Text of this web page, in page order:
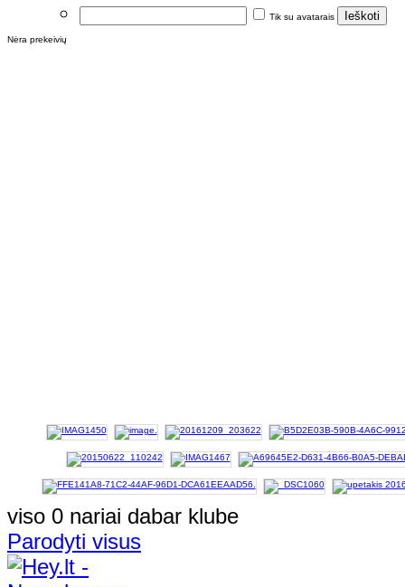
Tik su avatarais
Nėra prekeivių
viso 0 nariai dabar klube
Parodyti visus